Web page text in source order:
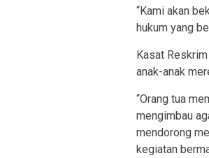
“Kami akan
hukum yang
Kasat
anak-anak
“Orang tua
mengimbau
mendorong
kegiatan